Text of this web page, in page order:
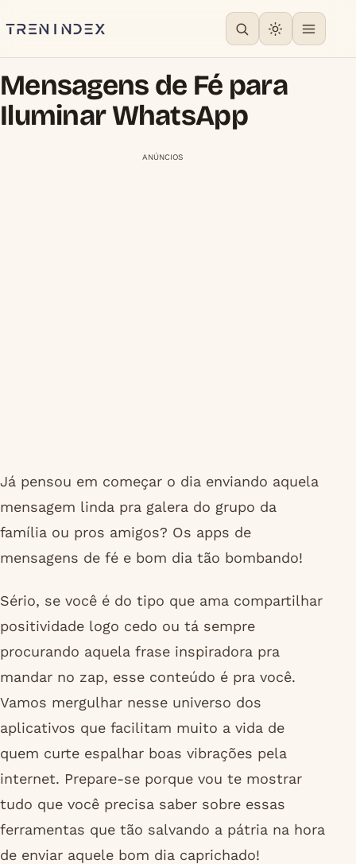
Mensagens de Fé para
Iluminar WhatsApp
ANÚNCIOS
Já pensou em começar o dia enviando aquela
mensagem linda pra galera do grupo da
família ou pros amigos? Os apps de
mensagens de fé e bom dia tão bombando!
Sério, se você é do tipo que ama compartilhar
positividade logo cedo ou tá sempre
procurando aquela frase inspiradora pra
mandar no zap, esse conteúdo é pra você.
Vamos mergulhar nesse universo dos
aplicativos que facilitam muito a vida de
quem curte espalhar boas vibrações pela
internet. Prepare-se porque vou te mostrar
tudo que você precisa saber sobre essas
ferramentas que tão salvando a pátria na hora
de enviar aquele bom dia caprichado!